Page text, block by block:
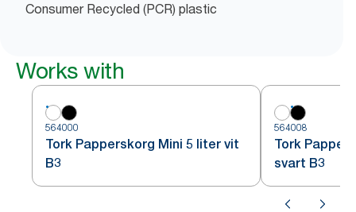
Consumer Recycled (PCR) plastic
Works with
564000
Tork Papperskorg Mini 5 liter vit
B3
564008
Tork
svart B3